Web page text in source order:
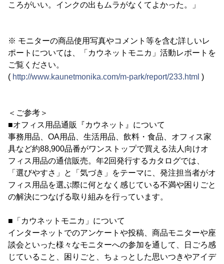
ころがいい。インクの出もムラがなくてよかった。」
※ モニターの商品使用写真やコメント等を含む詳しいレ
ポートについては、「カウネットモニカ」活動レポートを
ご覧ください。
( http://www.kaunetmonika.com/m-park/report/233.html )
＜ご参考＞
■オフィス用品通販『カウネット』について
事務用品、OA用品、生活用品、飲料・食品、オフィス家
具など約88,900品番がワンストップで買える法人向けオ
フィス用品の通信販売。年2回発行するカタログでは、
「選びやすさ」と「気づき」をテーマに、発注担当者がオ
フィス用品を選ぶ際に何となく感じている不満や困りごと
の解決につなげる取り組みを行っています。
■「カウネットモニカ」について
インターネットでのアンケートや投稿、商品モニターや座
談会といった様々なモニターへの参加を通して、日ごろ感
じていること、困りごと、ちょっとした思いつきやアイデ